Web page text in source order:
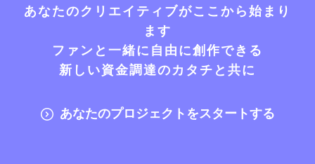
あなたのクリエイティブがここから始まり
ます
ファンと一緒に自由に創作できる
新しい資金調達のカタチと共に
あなたのプロジェクトをスタートする